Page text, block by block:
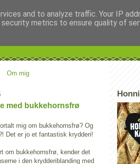
Om mig
med bukkehornsfrø
mig om bukkehornsfrø? Og
Det er jo et fantastisk krydderi!
om bukkehornsfrø, kender det
i den krydderiblanding med
and to analyze traffic. Your IP
metrics to ensure quality of